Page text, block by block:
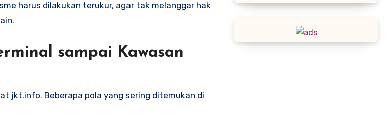
harus dilakukan terukur, agar tak melanggar hak
sampai Kawasan
jkt.info. Beberapa pola yang sering ditemukan di